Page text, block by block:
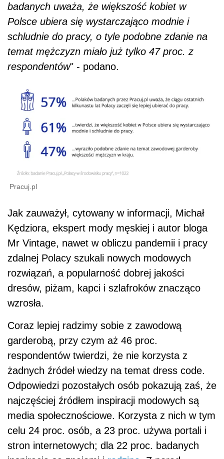
badanych uważa, że większość kobiet w
Polsce ubiera się wystarczająco modnie i
schludnie do pracy, o tyle podobne zdanie na
temat mężczyzn miało już tylko 47 proc. z
respondentów" - podano.
Pracuj.pl
Jak zauważył, cytowany w informacji, Michał
Kędziora, ekspert mody męskiej i autor bloga
Mr Vintage, nawet w obliczu pandemii i pracy
zdalnej Polacy szukali nowych modowych
rozwiązań, a popularność dobrej jakości
dresów, piżam, kapci i szlafroków znacząco
wzrosła.
Coraz lepiej radzimy sobie z zawodową
garderobą, przy czym aż 46 proc.
respondentów twierdzi, że nie korzysta z
żadnych źródeł wiedzy na temat dress code.
Odpowiedzi pozostałych osób pokazują zaś, że
najczęściej źródłem inspiracji modowych są
media społecznościowe. Korzysta z nich w tym
celu 24 proc. osób, a 23 proc. używa portali i
stron internetowych; dla 22 proc. badanych